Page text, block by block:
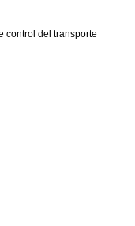
control del transporte